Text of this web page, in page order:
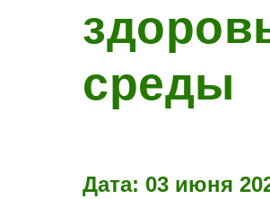
среды
Дата: 03 июня